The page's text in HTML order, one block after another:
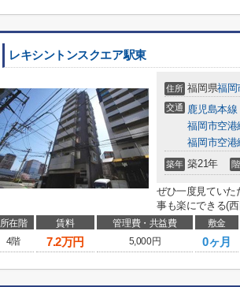
レキシントンスクエア駅東
住所 福岡県福岡
交通 鹿児島本線
福岡市空港
福岡市空港
築年 築21年
ぜひ一度見ていた
事も楽にできる(
所在階 賃料 管理費・共益費 敷金
4階
7.2万円 5,000円 0ヶ月